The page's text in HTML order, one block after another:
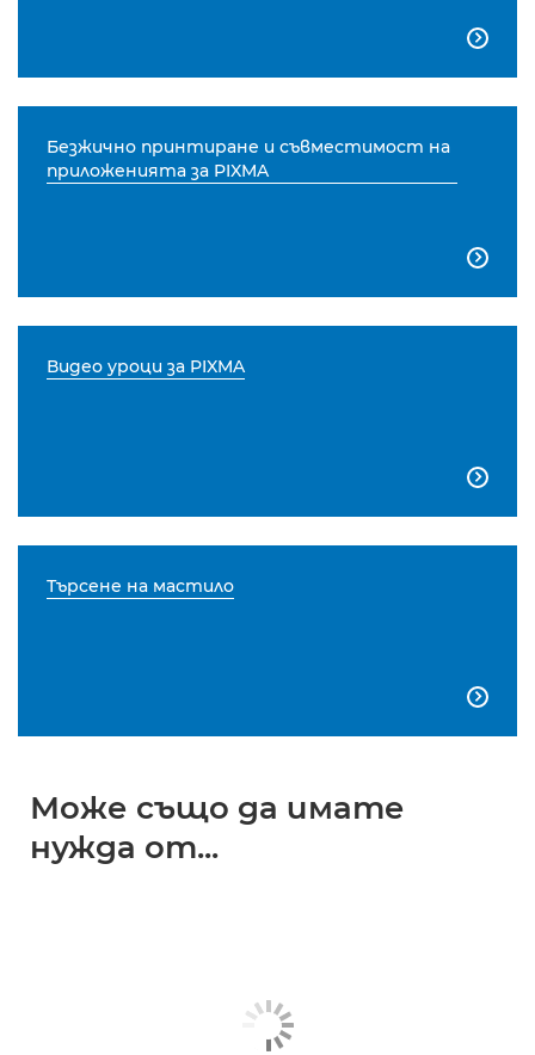

Безжично принтиране и съвместимост на
приложенията за PIXMA

Видео уроци за PIXMA

Търсене на мастило

Може също да имате
нужда от...